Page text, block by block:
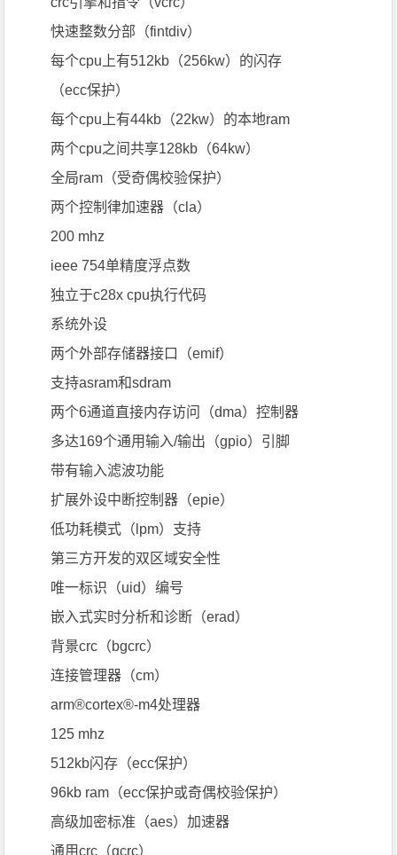
快速整数分部（fintdiv）
每个cpu上有512kb（256kw）的闪存
（ecc保护）
每个cpu上有44kb（22kw）的本地ram
两个cpu之间共享128kb（64kw）
全局ram（受奇偶校验保护）
两个控制律加速器（cla）
200 mhz
ieee 754单精度浮点数
独立于c28x cpu执行代码
系统外设
两个外部存储器接口（emif）
支持asram和sdram
两个6通道直接内存访问（dma）控制器
多达169个通用输入/输出（gpio）引脚
带有输入滤波功能
扩展外设中断控制器（epie）
低功耗模式（lpm）支持
第三方开发的双区域安全性
唯一标识（uid）编号
嵌入式实时分析和诊断（erad）
背景crc（bgcrc）
连接管理器（cm）
arm®cortex®-m4处理器
125 mhz
512kb闪存（ecc保护）
96kb ram（ecc保护或奇偶校验保护）
高级加密标准（aes）加速器
通用crc（gcrc）